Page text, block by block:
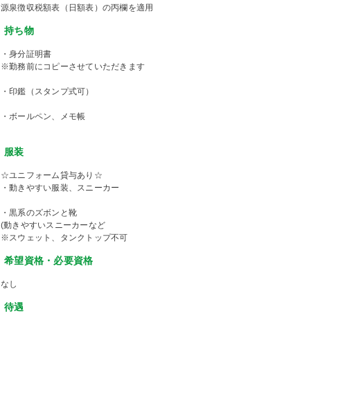
源泉徴収税額表（日額表）の丙欄を適用
持ち物
・身分証明書
※勤務前にコピーさせていただきます
・印鑑（スタンプ式可）
・ボールペン、メモ帳
服装
☆ユニフォーム貸与あり☆
・動きやすい服装、スニーカー
・黒系のズボンと靴
(動きやすいスニーカーなど
※スウェット、タンクトップ不可
希望資格・必要資格
なし
待遇